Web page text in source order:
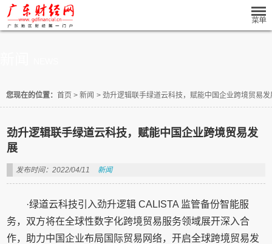
您现在的位置： 首页 > 新闻 > 劲升逻辑联手绿道云科技，赋能中国企业跨境贸易发
劲升逻辑联手绿道云科技，赋能中国企业跨境贸易发
展
发布时间：2022/04/11 新闻
·绿道云科技引入劲升逻辑 CALISTA 监管备份智能服
务，双方将在全球性数字化跨境贸易服务领域展开深入合
作，助力中国企业布局国际贸易网络，开启全球跨境贸易发